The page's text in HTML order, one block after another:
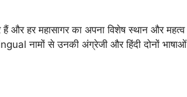
और हर महासागर का अपना विशेष स्थान और महत्व
नामों से उनकी अंग्रेजी और हिंदी दोनों भाषाओं